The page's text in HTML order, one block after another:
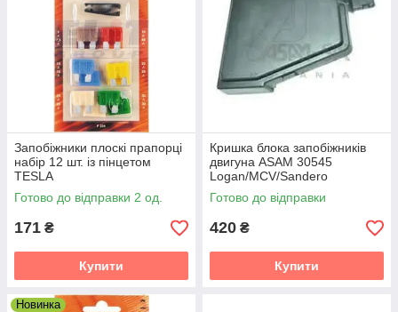
Запобіжники плоскі прапорці
набір 12 шт. із пінцетом
TESLA
Готово до відправки 2 од.
171 ₴
Купити
Кришка блока запобіжників
двигуна ASAM 30545
Logan/MCV/Sandero
Готово до відправки
420 ₴
Купити
Новинка